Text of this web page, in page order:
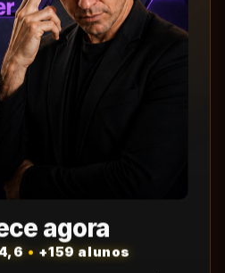
agora
• +159 alunos